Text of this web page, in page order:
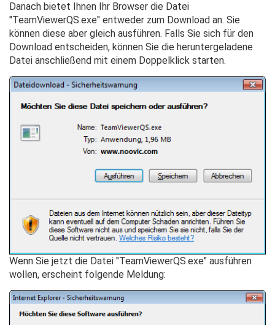
Danach bietet Ihnen Ihr Browser die Datei
"TeamViewerQS.exe" entweder zum Download an. Sie
können diese aber gleich ausführen. Falls Sie sich für den
Download entscheiden, können Sie die heruntergeladene
Datei anschließend mit einem Doppelklick starten.
Wenn Sie jetzt die Datei "TeamViewerQS.exe" ausführen
wollen, erscheint folgende Meldung: